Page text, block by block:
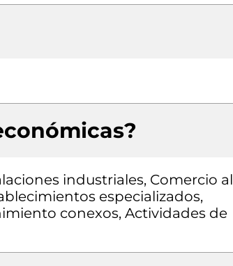
industriales, Comercio al
especializados,
conexos, Actividades de